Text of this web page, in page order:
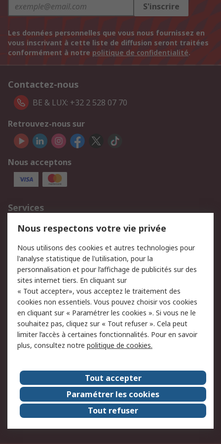
S'inscrire
Les données personnelles que vous nous fournissez en
vous inscrivant à cette liste de diffusion seront traitées
conformément à notre politique de confidentialité.
Contactez-nous
BE & LUX: +32 2 528 07 70
Retrouvez-nous sur
Nous acceptons
Services
750.000 produits
2.500 marques
Retours
Support technique
Track & trace
Legal
Politique de cookies
Sécurité des e-mails
Politique de protection
des données - Mise à
jour
Conditions générales
de vente
A propos de RS
Le groupe RS Group
A propos de RS
RS dans le monde
Travaillez chez RS
ESG
Nous respectons votre vie privée
Nous utilisons des cookies et autres technologies pour
l'analyse statistique de l'utilisation, pour la
personnalisation et pour l’affichage de publicités sur des
sites internet tiers. En cliquant sur
« Tout accepter», vous acceptez le traitement des
cookies non essentiels. Vous pouvez choisir vos cookies
en cliquant sur « Paramétrer les cookies ». Si vous ne le
souhaitez pas, cliquez sur « Tout refuser ». Cela peut
limiter l’accès à certaines fonctionnalités. Pour en savoir
plus, consultez notre politique de cookies.
Tout accepter
Paramétrer les cookies
Tout refuser